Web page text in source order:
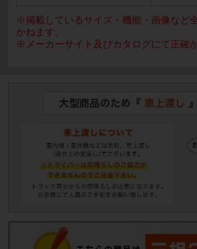
※掲載しているサイズ・機能・画像など
かねます。
※メーカーサイト及びカタログにて正確